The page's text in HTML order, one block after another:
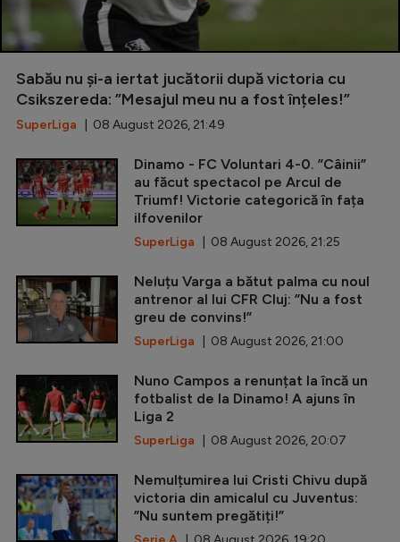
Sabău nu și-a iertat jucătorii după victoria cu
Csikszereda: ”Mesajul meu nu a fost înțeles!”
SuperLiga | 08 August 2026, 21:49
Dinamo - FC Voluntari 4-0. ”Câinii”
au făcut spectacol pe Arcul de
Triumf! Victorie categorică în fața
ilfovenilor
SuperLiga | 08 August 2026, 21:25
Neluțu Varga a bătut palma cu noul
antrenor al lui CFR Cluj: ”Nu a fost
greu de convins!”
SuperLiga | 08 August 2026, 21:00
Nuno Campos a renunțat la încă un
fotbalist de la Dinamo! A ajuns în
Liga 2
SuperLiga | 08 August 2026, 20:07
Nemulțumirea lui Cristi Chivu după
victoria din amicalul cu Juventus:
”Nu suntem pregătiți!”